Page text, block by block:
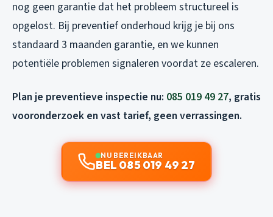
nog geen garantie dat het probleem structureel is
opgelost. Bij preventief onderhoud krijg je bij ons
standaard 3 maanden garantie, en we kunnen
potentiële problemen signaleren voordat ze escaleren.
Plan je preventieve inspectie nu: 085 019 49 27, gratis
vooronderzoek en vast tarief, geen verrassingen.
NU BEREIKBAAR
BEL 085 019 49 27